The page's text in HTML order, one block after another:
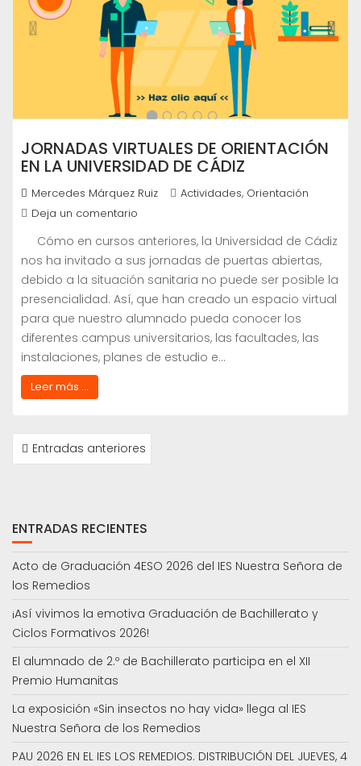
JORNADAS VIRTUALES DE ORIENTACIÓN
EN LA UNIVERSIDAD DE CÁDIZ
Mercedes Márquez Ruiz Actividades, Orientación
Deja un comentario
Cómo en cursos anteriores, la Universidad de Cádiz
nos ha invitado a sus jornadas de puertas abiertas,
debido a la situación sanitaria no puede ser posible la
presencialidad. Así, que han creado un espacio virtual
para que nuestro alumnado pueda conocer los
diferentes campus universitarios, las facultades, las
instalaciones, planes de estudio e…
Leer más ...
NAVEGACIÓN
DEEntradas anteriores
ENTRADAS RECIENTES
Acto de Graduación 4ESO 2026 del IES Nuestra Señora de
los Remedios
¡Así vivimos la emotiva Graduación de Bachillerato y
Ciclos Formativos 2026!
El alumnado de 2.º de Bachillerato participa en el XII
Premio Humanitas
La exposición «Sin insectos no hay vida» llega al IES
Nuestra Señora de los Remedios
PAU 2026 EN EL IES LOS REMEDIOS. DISTRIBUCIÓN DEL JUEVES, 4